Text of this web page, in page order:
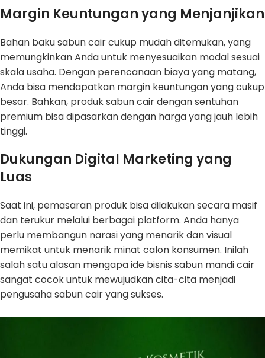
Margin Keuntungan yang Menjanjikan
Bahan baku sabun cair cukup mudah ditemukan, yang
memungkinkan Anda untuk menyesuaikan modal sesuai
skala usaha. Dengan perencanaan biaya yang matang,
Anda bisa mendapatkan margin keuntungan yang cukup
besar. Bahkan, produk sabun cair dengan sentuhan
premium bisa dipasarkan dengan harga yang jauh lebih
tinggi.
Dukungan Digital Marketing yang
Luas
Saat ini, pemasaran produk bisa dilakukan secara masif
dan terukur melalui berbagai platform. Anda hanya
perlu membangun narasi yang menarik dan visual
memikat untuk menarik minat calon konsumen. Inilah
salah satu alasan mengapa ide bisnis sabun mandi cair
sangat cocok untuk mewujudkan cita-cita menjadi
pengusaha sabun cair yang sukses.